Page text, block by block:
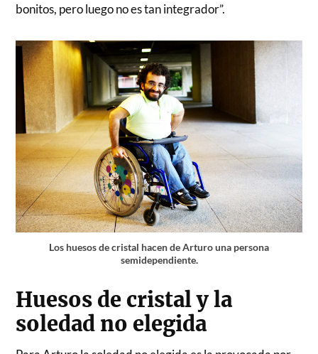
bonitos, pero luego no es tan integrador”.
Los huesos de cristal hacen de Arturo una persona
semidependiente.
Huesos de cristal y la
soledad no elegida